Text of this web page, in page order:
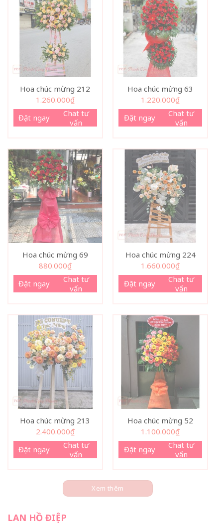
Hoa chúc mừng 212
1.260.000₫
Đặt ngay
Chat tư
vấn
Hoa chúc mừng 63
1.220.000₫
Đặt ngay
Chat tư
vấn
Hoa chúc mừng 69
880.000₫
Đặt ngay
Chat tư
vấn
Hoa chúc mừng 224
1.660.000₫
Đặt ngay
Chat tư
vấn
Hoa chúc mừng 213
2.400.000₫
Đặt ngay
Chat tư
vấn
Hoa chúc mừng 52
1.100.000₫
Đặt ngay
Chat tư
vấn
Xem thêm
LAN HỒ ĐIỆP